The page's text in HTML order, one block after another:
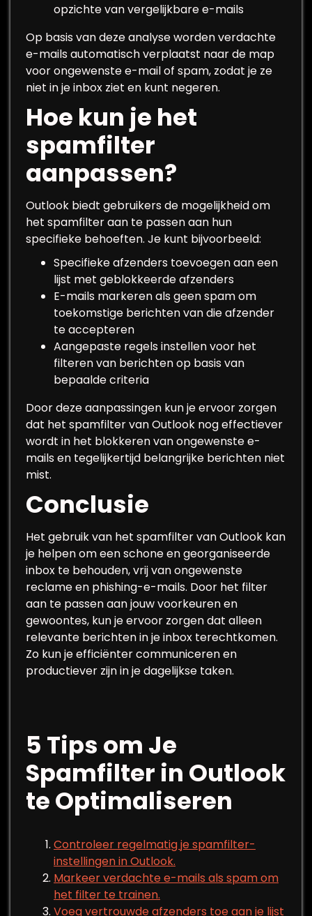
opzichte van vergelijkbare e-mails
Op basis van deze analyse worden verdachte
e-mails automatisch verplaatst naar de map
voor ongewenste e-mail of spam, zodat je ze
niet in je inbox ziet en kunt negeren.
Hoe kun je het
spamfilter
aanpassen?
Outlook biedt gebruikers de mogelijkheid om
het spamfilter aan te passen aan hun
specifieke behoeften. Je kunt bijvoorbeeld:
Specifieke afzenders toevoegen aan een
lijst met geblokkeerde afzenders
E-mails markeren als geen spam om
toekomstige berichten van die afzender
te accepteren
Aangepaste regels instellen voor het
filteren van berichten op basis van
bepaalde criteria
Door deze aanpassingen kun je ervoor zorgen
dat het spamfilter van Outlook nog effectiever
wordt in het blokkeren van ongewenste e-
mails en tegelijkertijd belangrijke berichten niet
mist.
Conclusie
Het gebruik van het spamfilter van Outlook kan
je helpen om een schone en georganiseerde
inbox te behouden, vrij van ongewenste
reclame en phishing-e-mails. Door het filter
aan te passen aan jouw voorkeuren en
gewoontes, kun je ervoor zorgen dat alleen
relevante berichten in je inbox terechtkomen.
Zo kun je efficiënter communiceren en
productiever zijn in je dagelijkse taken.
5 Tips om Je
Spamfilter in Outlook
te Optimaliseren
Controleer regelmatig je spamfilter-
instellingen in Outlook.
Markeer verdachte e-mails als spam om
het filter te trainen.
Voeg vertrouwde afzenders toe aan je lijst